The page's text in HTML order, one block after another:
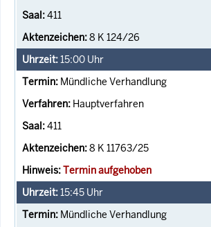
411
8 K 124/26
15:00 Uhr
Mündliche Verhandlung
Hauptverfahren
411
8 K 11763/25
Termin aufgehoben
15:45 Uhr
Mündliche Verhandlung